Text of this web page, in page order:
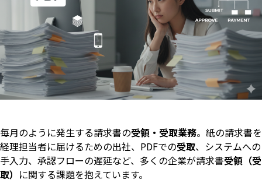
毎月のように発生する請求書の受領・受取業務。紙の請求書を
経理担当者に届けるための出社、PDFでの受取、システムへの
手入力、承認フローの遅延など、多くの企業が請求書受領（受
取） に関する課題を抱えています。